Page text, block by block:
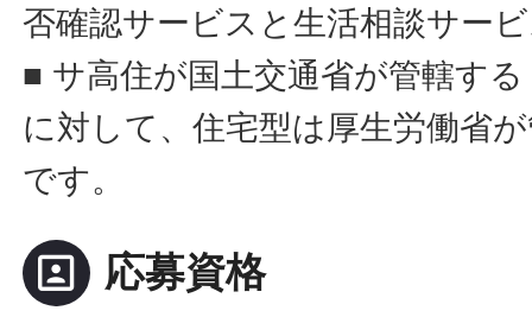
否確認サービスと生活相談サー
■ サ高住が国土交通省が管轄す
に対して、住宅型は厚生労働省
です。
portrait 応募資格